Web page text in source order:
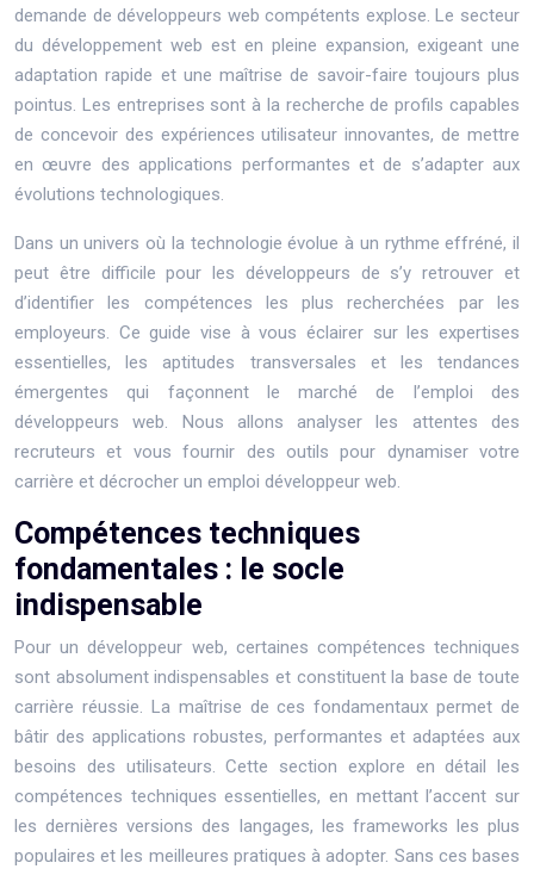
demande de développeurs web compétents explose. Le secteur
du développement web est en pleine expansion, exigeant une
adaptation rapide et une maîtrise de savoir-faire toujours plus
pointus. Les entreprises sont à la recherche de profils capables
de concevoir des expériences utilisateur innovantes, de mettre
en œuvre des applications performantes et de s’adapter aux
évolutions technologiques.
Dans un univers où la technologie évolue à un rythme effréné, il
peut être difficile pour les développeurs de s’y retrouver et
d’identifier les compétences les plus recherchées par les
employeurs. Ce guide vise à vous éclairer sur les expertises
essentielles, les aptitudes transversales et les tendances
émergentes qui façonnent le marché de l’emploi des
développeurs web. Nous allons analyser les attentes des
recruteurs et vous fournir des outils pour dynamiser votre
carrière et décrocher un emploi développeur web.
Compétences techniques
fondamentales : le socle
indispensable
Pour un développeur web, certaines compétences techniques
sont absolument indispensables et constituent la base de toute
carrière réussie. La maîtrise de ces fondamentaux permet de
bâtir des applications robustes, performantes et adaptées aux
besoins des utilisateurs. Cette section explore en détail les
compétences techniques essentielles, en mettant l’accent sur
les dernières versions des langages, les frameworks les plus
populaires et les meilleures pratiques à adopter. Sans ces bases